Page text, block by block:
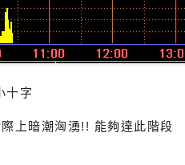
十字
上暗潮洶湧!! 能夠達此階段